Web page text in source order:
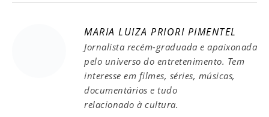
MARIA LUIZA PRIORI PIMENTEL
Jornalista recém-graduada e apaixonada
pelo universo do entretenimento. Tem
interesse em filmes, séries, músicas,
documentários e tudo
relacionado à cultura.